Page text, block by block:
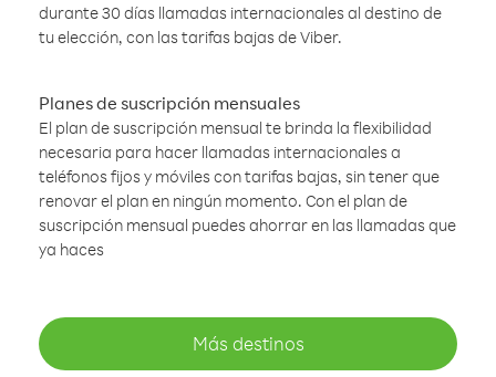
durante 30 días llamadas internacionales al destino de
tu elección, con las tarifas bajas de Viber.
Planes de suscripción mensuales
El plan de suscripción mensual te brinda la flexibilidad
necesaria para hacer llamadas internacionales a
teléfonos fijos y móviles con tarifas bajas, sin tener que
renovar el plan en ningún momento. Con el plan de
suscripción mensual puedes ahorrar en las llamadas que
ya haces
Más destinos